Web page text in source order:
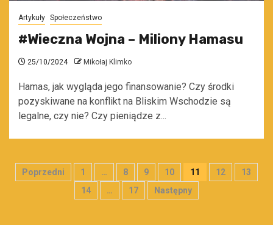
Artykuły Społeczeństwo
#Wieczna Wojna – Miliony Hamasu
25/10/2024 Mikołaj Klimko
Hamas, jak wygląda jego finansowanie? Czy środki
pozyskiwane na konflikt na Bliskim Wschodzie są
legalne, czy nie? Czy pieniądze z...
Stronicowanie
Poprzedni 1 … 8 9 10 11 12
13
14
… 17 Następny